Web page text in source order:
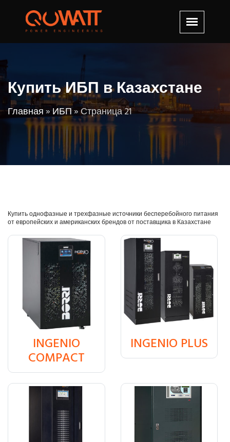
Купить ИБП в Казахстане
Главная» ИБП»Страница 21
Купить однофазные и трехфазные источники бесперебойного питания
от европейских и американских брендов от поставщика в Казахстане
₸0
INGENIO
COMPACT
₸0
INGENIO PLUS